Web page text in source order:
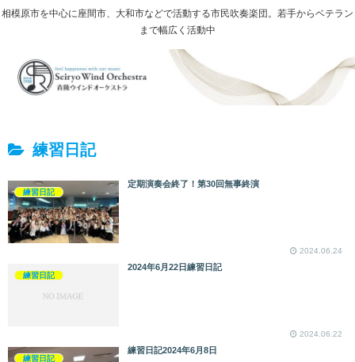
相模原市を中心に座間市、大和市などで活動する市民吹奏楽団。若手からベテラン
まで幅広く活動中
練習日記
練習日記
定期演奏会終了！第30回無事終演
2024.06.24
練習日記
2024年6月22日練習日記
2024.06.22
練習日記
練習日記2024年6月8日